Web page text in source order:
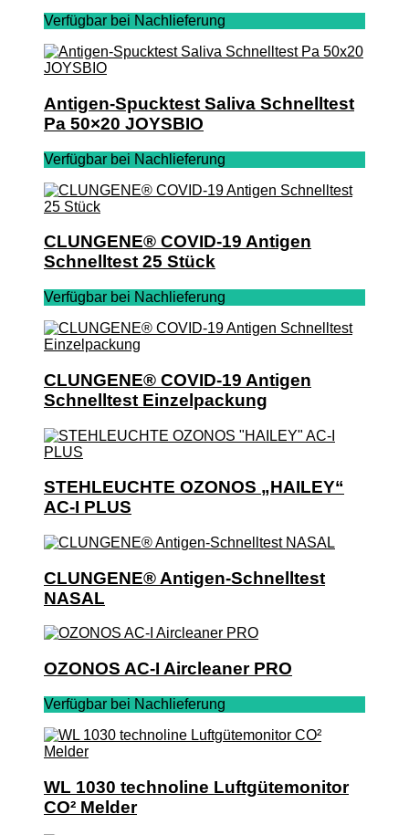
Verfügbar bei Nachlieferung
Antigen-Spucktest Saliva Schnelltest
Pa 50×20 JOYSBIO
Verfügbar bei Nachlieferung
CLUNGENE® COVID-19 Antigen
Schnelltest 25 Stück
Verfügbar bei Nachlieferung
CLUNGENE® COVID-19 Antigen
Schnelltest Einzelpackung
STEHLEUCHTE OZONOS „HAILEY“
AC-I PLUS
CLUNGENE® Antigen-Schnelltest
NASAL
OZONOS AC-I Aircleaner PRO
Verfügbar bei Nachlieferung
WL 1030 technoline Luftgütemonitor
CO² Melder